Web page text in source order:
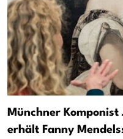
Münchner
erhält Fanny